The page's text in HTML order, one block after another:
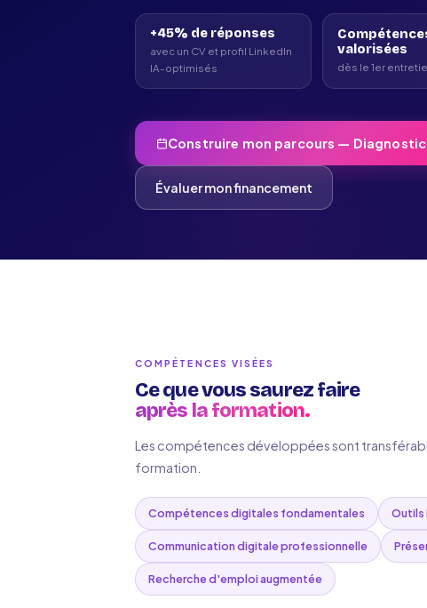
+45% de réponses
avec un CV et profil LinkedIn
IA-optimisés
valorisées
dès le 1er
Construire mon parcours —
Évaluer mon financement
COMPÉTENCES VISÉES
Ce que vous saurez faire
après la formation.
Les compétences développées sont
formation.
Compétences digitales fondamentales Outils
Communication digitale professionnelle
Recherche d'emploi augmentée